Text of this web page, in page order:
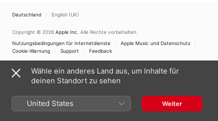
Deutschland English (UK)
Copyright © 2026 Apple Inc. Alle Rechte vorbehalten.
Nutzungsbedingungen für Internetdienste
Apple Music und Datenschutz
Cookie-Warnung
Support Feedback
Wähle ein anderes Land aus, um Inhalte für
deinen Standort zu sehen
United States Weiter